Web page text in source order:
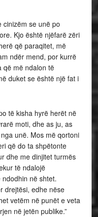
cinizëm se unë po
Kjo është njëfarë zëri
që paraqitet, më
ndër mend, por kurrë
që më ndalon të
duket se është një fat i
të kisha hyrë herët në
moti, dhe as ju, as
unë. Mos më qortoni
që do ta shpëtonte
dhe me dinjitet turmës
të ndalojë
në shtet.
drejtësi, edhe nëse
vetëm në punët e veta
në jetën publike.”